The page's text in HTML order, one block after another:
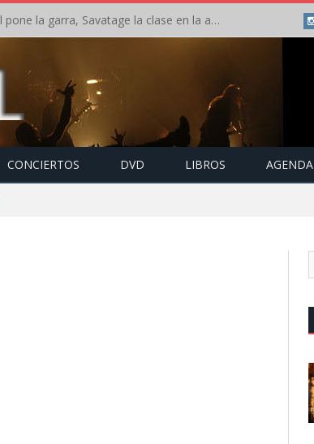
Crónica: Slaugther to Prevail pone la garra, Savatage la clase en la apertura del Leyendas del Rock – Miércoles – Agosto 2026
CONCIERTOS DVD LIBROS AGENDA